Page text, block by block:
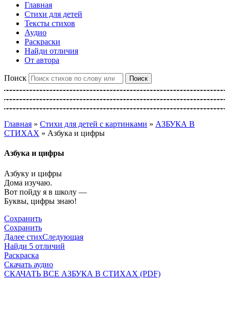
Главная
Стихи для детей
Тексты стихов
Аудио
Раскраски
Найди отличия
От автора
Поиск Поиск
Главная » Стихи для детей с картинками » АЗБУКА В
СТИХАХ » Азбука и цифры
Азбука и цифры
Азбуку и цифры
Дома изучаю.
Вот пойду я в школу —
Буквы, цифры знаю!
Сохранить
Сохранить
Далее стихСледующая
Найди 5 отличий
Раскраска
Скачать аудио
СКАЧАТЬ ВСЕ АЗБУКА В СТИХАХ (PDF)